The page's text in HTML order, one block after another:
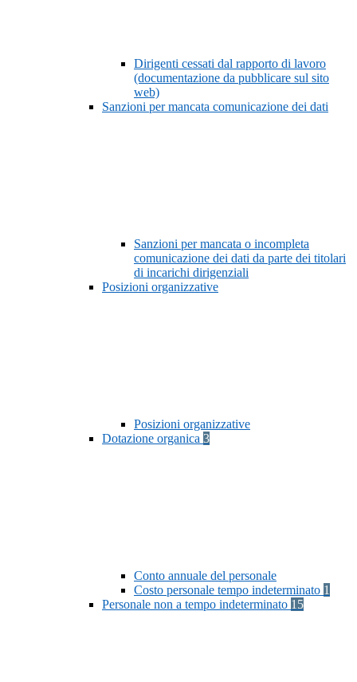
Dirigenti cessati dal rapporto di lavoro
(documentazione da pubblicare sul sito
web)
Sanzioni per mancata comunicazione dei dati
Sanzioni per mancata o incompleta
comunicazione dei dati da parte dei titolari
di incarichi dirigenziali
Posizioni organizzative
Posizioni organizzative
Dotazione organica 3
Conto annuale del personale
Costo personale tempo indeterminato 1
Personale non a tempo indeterminato 15